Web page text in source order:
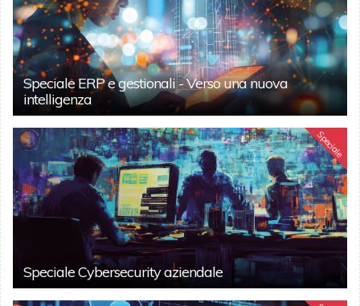
Speciale ERP e gestionali - Verso una nuova
intelligenza
Speciale
Speciale Cybersecurity aziendale